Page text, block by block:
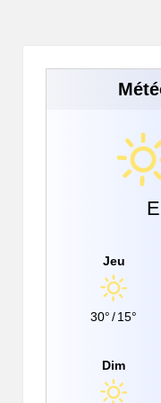
Jeu
30° /15°
Dim